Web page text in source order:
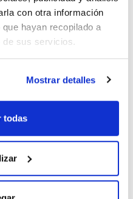
con otra información
hayan recopilado a
de sus servicios.
Mostrar detalles
todas
Regístrate para
descargas